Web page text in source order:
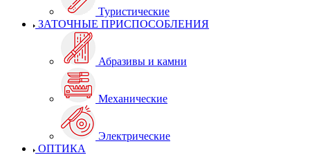
Туристические
ЗАТОЧНЫЕ ПРИСПОСОБЛЕНИЯ
Абразивы и камни
Механические
Электрические
ОПТИКА